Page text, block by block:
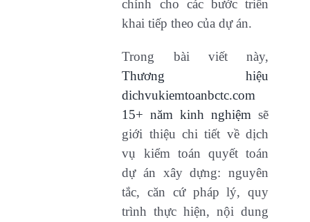
chính cho các bước triển
khai tiếp theo của dự án.
Trong bài viết này,
Thương hiệu
dichvukiemtoanbctc.com
15+ năm kinh nghiệm sẽ
giới thiệu chi tiết về dịch
vụ kiểm toán quyết toán
dự án xây dựng: nguyên
tắc, căn cứ pháp lý, quy
trình thực hiện, nội dung